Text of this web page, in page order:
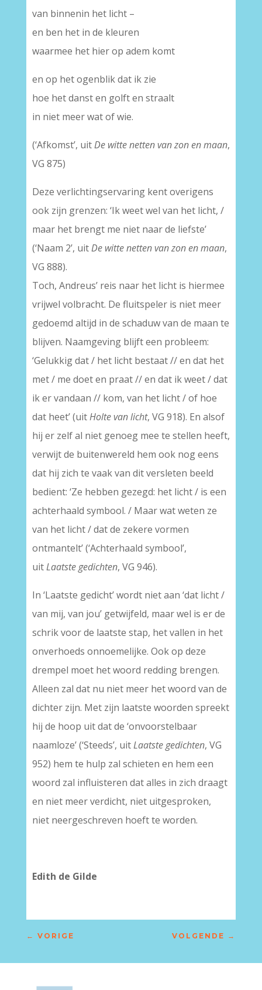
van binnenin het licht –
en ben het in de kleuren
waarmee het hier op adem komt
en op het ogenblik dat ik zie
hoe het danst en golft en straalt
in niet meer wat of wie.
(‘Afkomst’, uitDe witte netten van zon en maan,
VG 875)
Deze verlichtingservaring kent overigens
ook zijn grenzen: ‘Ik weet wel van het licht, /
maar het brengt me niet naar de liefste’
(‘Naam 2’, uitDe witte netten van zon en maan,
VG 888).
Toch, Andreus’ reis naar het licht is hiermee
vrijwel volbracht. De fluitspeler is niet meer
gedoemd altijd in de schaduw van de maan te
blijven. Naamgeving blijft een probleem:
‘Gelukkig dat / het licht bestaat // en dat het
met / me doet en praat // en dat ik weet / dat
ik er vandaan // kom, van het licht / of hoe
dat heet’ (uitHolte van licht, VG 918). En alsof
hij er zelf al niet genoeg mee te stellen heeft,
verwijt de buitenwereld hem ook nog eens
dat hij zich te vaak van dit versleten beeld
bedient: ‘Ze hebben gezegd: het licht / is een
achterhaald symbool. / Maar wat weten ze
van het licht / dat de zekere vormen
ontmantelt’ (‘Achterhaald symbool’,
uitLaatste gedichten, VG 946).
In ‘Laatste gedicht’ wordt niet aan ‘dat licht /
van mij, van jou’ getwijfeld, maar wel is er de
schrik voor de laatste stap, het vallen in het
onverhoeds onnoemelijke. Ook op deze
drempel moet het woord redding brengen.
Alleen zal dat nu niet meer het woord van de
dichter zijn. Met zijn laatste woorden spreekt
hij de hoop uit dat de ‘onvoorstelbaar
naamloze’ (‘Steeds’, uitLaatste gedichten, VG
952) hem te hulp zal schieten en hem een
woord zal influisteren dat alles in zich draagt
en niet meer verdicht, niet uitgesproken,
niet neergeschreven hoeft te worden.
Edith de Gilde
← VORIGE VOLGENDE →